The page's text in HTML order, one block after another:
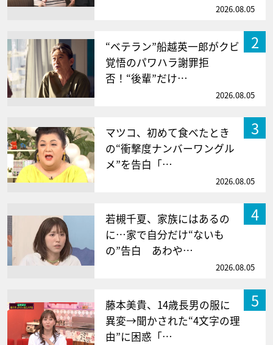
2026.08.05
2
“ベテラン”船越英一郎がクビ
覚悟のパワハラ謝罪拒
否！“後輩”だけ…
2026.08.05
3
マツコ、初めて食べたとき
の“衝撃度ナンバーワングル
メ”を告白「…
2026.08.05
4
若槻千夏、家族にはあるの
に…家で自分だけ“ないも
の”告白 あわや…
2026.08.05
5
藤本美貴、14歳長男の服に
異変→聞かされた“4文字の理
由”に困惑「…